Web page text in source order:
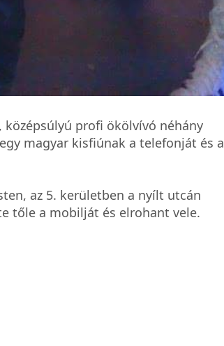
középsúlyú profi ökölvívó néhány
magyar kisfiúnak a telefonját és a
az 5. kerületben a nyílt utcán
tőle a mobilját és elrohant vele.